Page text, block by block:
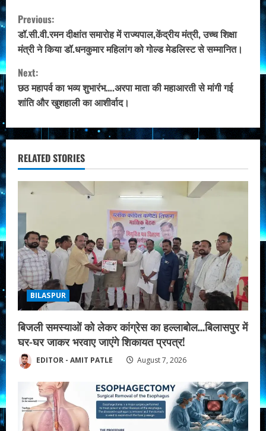
C
o
n
t
i
n
u
e
R
e
a
d
i
n
g
Previous:
डॉ.सी.वी.रमन दीक्षांत समारोह में राज्यपाल,केंद्रीय मंत्री, उच्च शिक्षा
मंत्री ने किया डॉ.धनकुमार महिलांग को गोल्ड मेडलिस्ट से सम्मानित।
Next:
छठ महापर्व का भव्य शुभारंभ….अरपा माता की महाआरती से मांगी गई
शांति और खुशहाली का आशीर्वाद।
RELATED STORIES
BILASPUR
बिजली समस्याओं को लेकर कांग्रेस का हल्लाबोल…बिलासपुर में
घर-घर जाकर भरवाए जाएंगे शिकायत प्रपत्र!
EDITOR - AMIT PATLE August 7, 2026